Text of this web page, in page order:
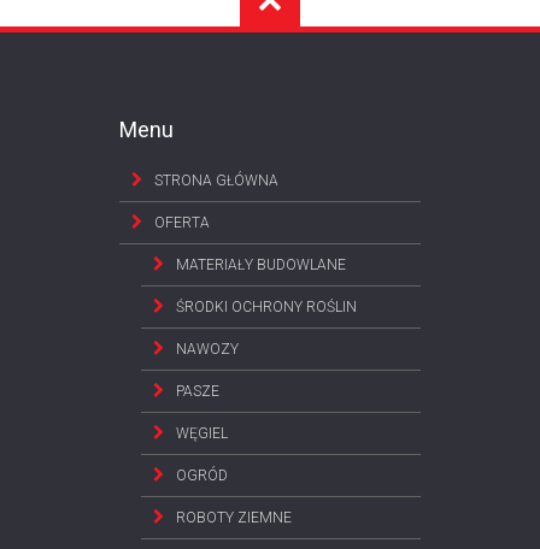
Menu
STRONA GŁÓWNA
OFERTA
MATERIAŁY BUDOWLANE
ŚRODKI OCHRONY ROŚLIN
NAWOZY
PASZE
WĘGIEL
OGRÓD
ROBOTY ZIEMNE